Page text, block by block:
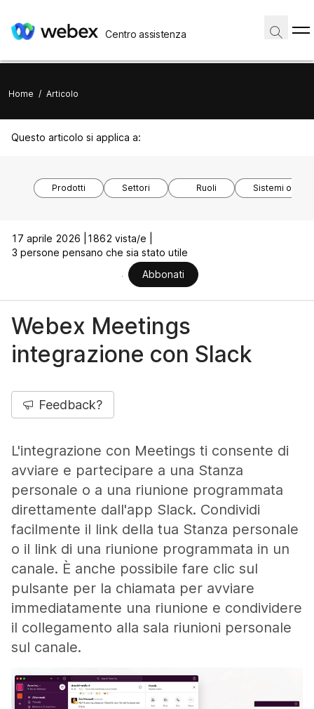
Centro assistenza
Home / Articolo
Questo articolo si applica a:
Prodotti Settori Ruoli Sistemi
17 aprile 2026 |
1862 vista/e |
3 persone pensano che sia stato utile
Abbonati
Webex Meetings
integrazione con Slack
Feedback?
L'integrazione con Meetings ti consente di
avviare e partecipare a una Stanza
personale o a una riunione programmata
direttamente dall'app Slack. Condividi
facilmente il link della tua Stanza personale
o il link di una riunione programmata in un
canale. È anche possibile fare clic sul
pulsante per la chiamata per avviare
immediatamente una riunione e condividere
il collegamento alla sala riunioni personale
sul canale.